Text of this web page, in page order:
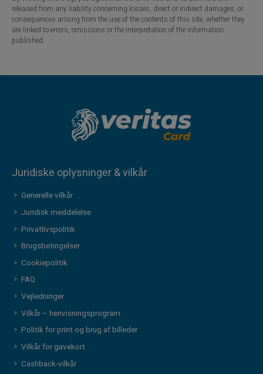
released from any liability concerning losses, direct or indirect damages, or
consequences arising from the use of the contents of this site, whether they
are linked to errors, omissions or the interpretation of the information
published.
Juridiske oplysninger & vilkår
Generelle vilkår
Juridisk meddelelse
Privatlivspolitik
Brugsbetingelser
Cookiepolitik
FAQ
Vejledninger
Vilkår – henvisningsprogram
Politik for print og brug af billeder
Vilkår for gavekort
Cashback-vilkår